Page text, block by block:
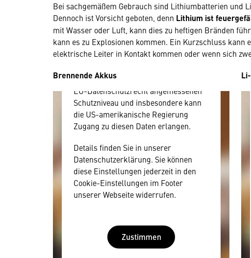
Bei sachgemäßem Gebrauch sind Lithiumbatterien und
Dennoch ist Vorsicht geboten, denn Lithium ist
mit Wasser oder Luft, kann dies zu heftigen Bränden
kann es zu Explosionen kommen. Ein Kurzschluss
elektrische Leiter in Kontakt kommen oder wenn sich
Brennende Akkus
benötigen wir allerdings Ihre
Zustimmung, da Ihr Browser
personenbezogene technische Daten
zu Geräten und Nutzerverhalten
mitunter mit US-amerikanischen
Diese Daten unterliegen keinem dem
EU-Datenschutzrecht angemessenen
Schutzniveau und insbesondere kann
die US-amerikanische Regierung
Zugang zu diesen Daten erlangen.
Details finden Sie in unserer
Datenschutzerklärung. Sie können
diese Einstellungen jederzeit in den
Cookie-Einstellungen im Footer
unserer Webseite widerrufen.
Zustimmen